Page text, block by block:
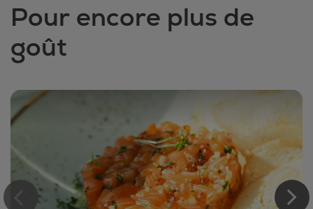
Pour encore plus de
goût